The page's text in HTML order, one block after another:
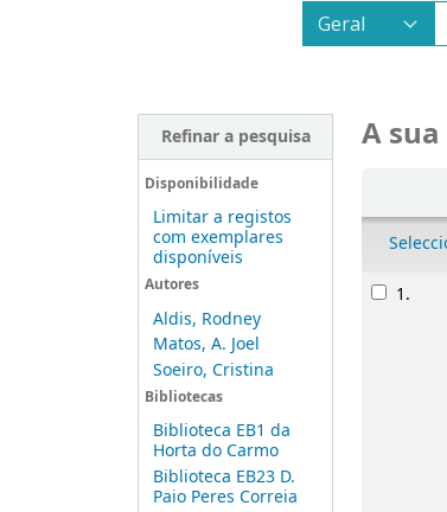
Refinar a pesquisa
Disponibilidade
Limitar a registos
com exemplares
disponíveis
Autores
Aldis, Rodney
Matos, A. Joel
Soeiro, Cristina
Bibliotecas
Biblioteca EB1 da
Horta do Carmo
Biblioteca EB23 D.
Paio Peres Correia
A
1.